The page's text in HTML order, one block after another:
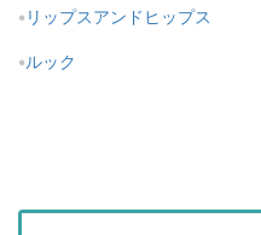
リップスアンドヒップス
ルック